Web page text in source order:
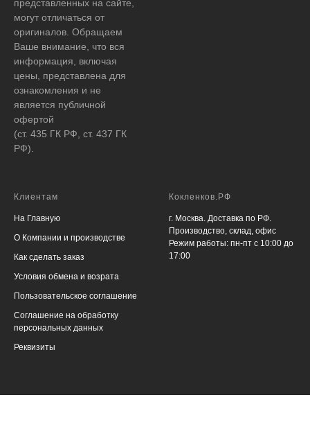
представленных на сайте,
могут отличаться от
оригиналов. Обращаем
Ваше внимание, что вся
информация, включая
цены, представлена для
ознакомления и не
является публичной
офертой
(ст. 435 ГК РФ, ст. 437 ГК
РФ).
Клиентам
На Главную
О Компании и производстве
Как сделать заказ
Условия обмена и возрата
Пользовательское соглашение
Соглашение на обработку
персональных данных
Реквизиты
Кокленков.РФ
г. Москва. Доставка по РФ.
Производство, склад, офис
Режим работы: пн-пт с 10:00 до
17:00